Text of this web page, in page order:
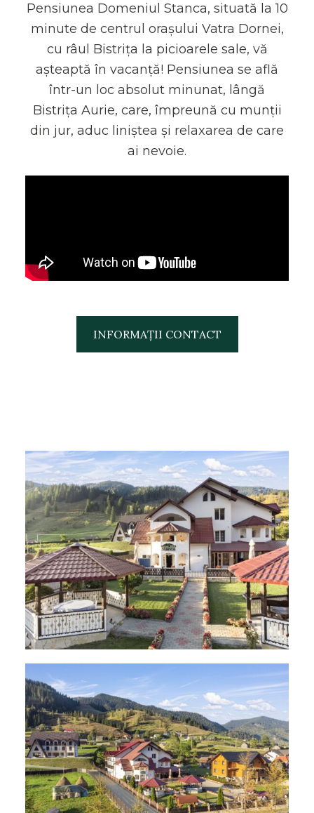
Pensiunea Domeniul Stanca, situată la 10
minute de centrul orașului Vatra Dornei,
cu râul Bistrița la picioarele sale, vă
așteaptă în vacanță! Pensiunea se află
într-un loc absolut minunat, lângă
Bistrița Aurie, care, împreună cu munții
din jur, aduc liniștea și relaxarea de care
ai nevoie.
INFORMAȚII CONTACT